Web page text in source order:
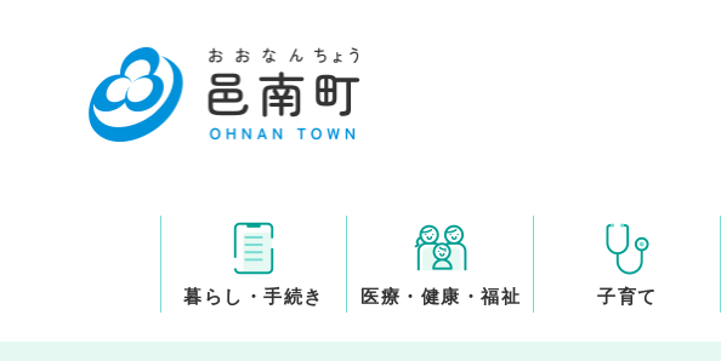
暮らし・手続き 医療・健康・福祉 子育て